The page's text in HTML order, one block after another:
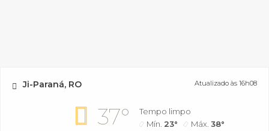
Ji-Paraná, RO Atualizado às 16h08
37°
Tempo limpo
Mín. 23° Máx.38°